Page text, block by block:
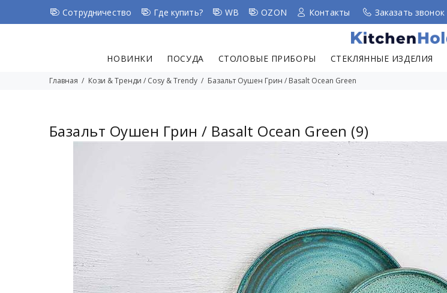
Сотрудничество Где купить? WB OZON Контакты Заказать звонок
НОВИНКИ ПОСУДА СТОЛОВЫЕ ПРИБОРЫ СТЕКЛЯННЫЕ ИЗДЕЛИЯ
Главная Кози & Тренди / Cosy & Trendy Базальт Оушен Грин / Basalt Ocean Green
Базальт Оушен Грин / Basalt Ocean Green (9)